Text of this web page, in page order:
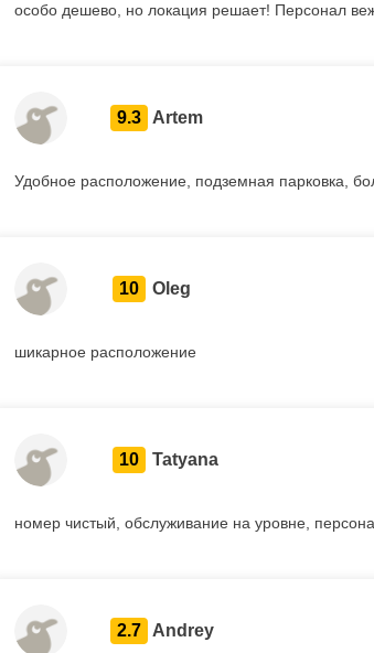
особо дешево, но локация решает! Персонал
9.3 Artem
Удобное расположение, подземная парковка,
10 Oleg
шикарное расположение
10 Tatyana
номер чистый, обслуживание на уровне,
2.7 Andrey